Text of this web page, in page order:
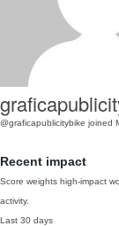
@graficapublicitybike joined
Recent impact
Score weights high-impact
activity.
Last 30 days